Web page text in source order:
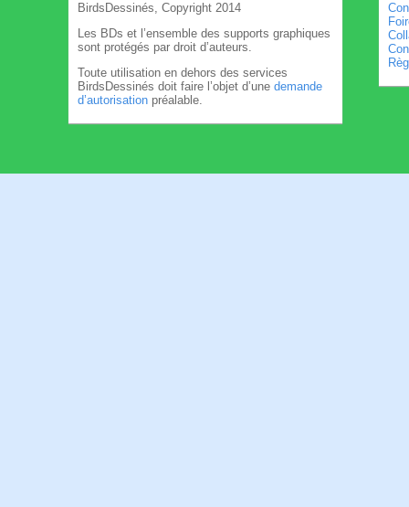
BirdsDessinés, Copyright 2014
Les BDs et l’ensemble des supports graphiques
sont protégés par droit d’auteurs.
Toute utilisation en dehors des services
BirdsDessinés doit faire l’objet d’une demande
d’autorisation préalable.